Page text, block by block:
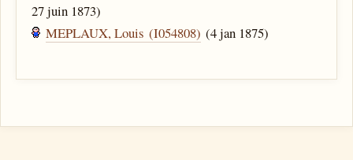
27 juin 1873)
MEPLAUX, Louis (I054808) (4 jan 1875)